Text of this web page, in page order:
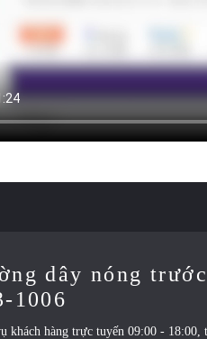
dây nóng
1006
khách hàng trực tuyến 09:00 - 18:00,